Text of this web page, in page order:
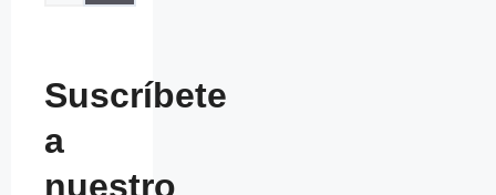
Suscríbete
a
nuestro